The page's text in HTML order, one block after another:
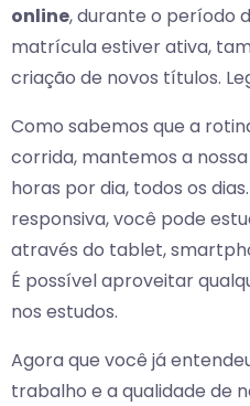
online, durante o período
matrícula estiver ativa,
criação de novos títulos.
Como sabemos que a
corrida, mantemos a
horas por dia, todos os
responsiva, você pode
através do tablet,
É possível aproveitar
nos estudos.
Agora que você já
trabalho e a qualidade de